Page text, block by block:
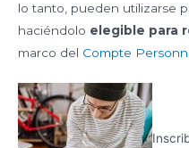
lo tanto, pueden utilizarse
haciéndolo elegible para
marco del Compte